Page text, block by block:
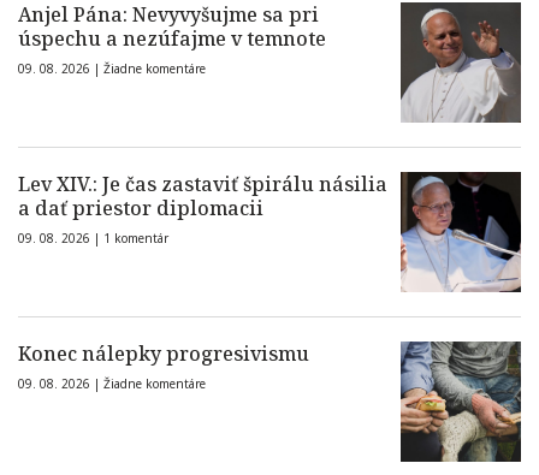
Anjel Pána: Nevyvyšujme sa pri
úspechu a nezúfajme v temnote
09. 08. 2026 | Žiadne komentáre
Lev XIV.: Je čas zastaviť špirálu násilia
a dať priestor diplomacii
09. 08. 2026 | 1 komentár
Konec nálepky progresivismu
09. 08. 2026 | Žiadne komentáre